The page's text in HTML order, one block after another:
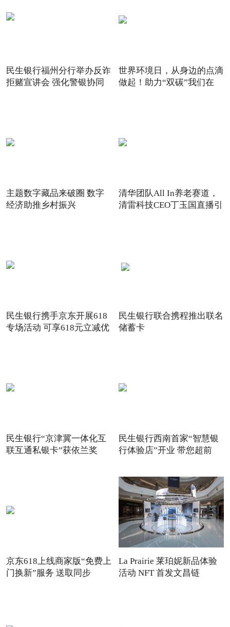
民生银行福州分行举办反诈
拒赌宣讲会 强化警银协同
世界环境日，从身边的点滴
做起！助力“双碳”我们在
主题数字藏品来破圈 数字
经济助推乡村振兴
清华团队All In养老赛道，
清雷科技CEO丁玉国直播引
民生银行携手京东开展618
专场活动 可享618元立减优
民生银行联合携程推出联名
储蓄卡
民生银行“京津冀一体化互
联互通私银卡”获依兰奖
民生银行西南首家“智慧银
行体验店”开业 带您超前
京东618上线商家版“免费上
门换新”服务 送取同步
La Prairie 莱珀妮新品体验
活动 NFT 首发文昌链